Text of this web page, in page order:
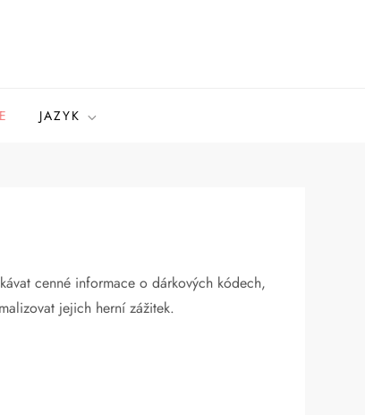
JAZYK
cenné informace o dárkových kódech,
jejich herní zážitek.